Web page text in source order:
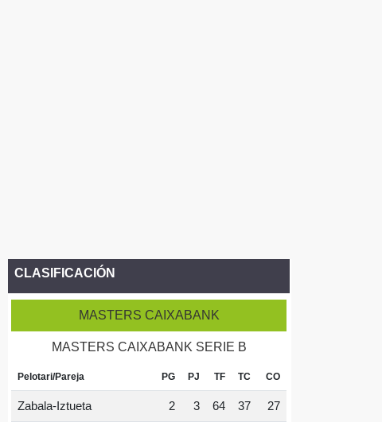
CLASIFICACIÓN
MASTERS CAIXABANK
MASTERS CAIXABANK SERIE B
Pelotari/Pareja PG PJ TF TC CO
Zabala-Iztueta 2 3 64 37 27